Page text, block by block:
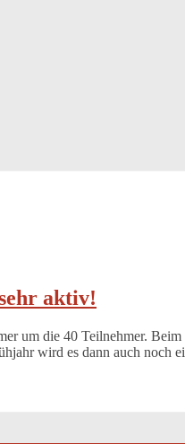
aktiv!
um die 40 Teilnehmer. Beim
wird es dann auch noch